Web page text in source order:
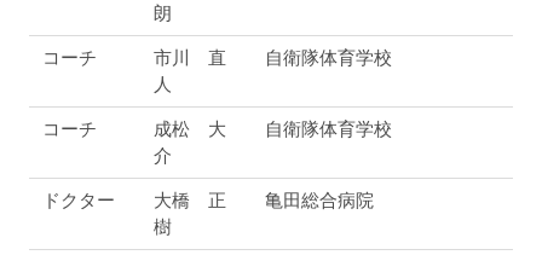
朗
コーチ
市川 直
人
自衛隊体育学校
コーチ
成松 大
介
自衛隊体育学校
ドクター
大橋 正
樹
亀田総合病院